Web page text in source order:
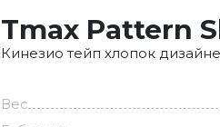
Tmax Pattern
Кинезио тейп хлопок
Вес